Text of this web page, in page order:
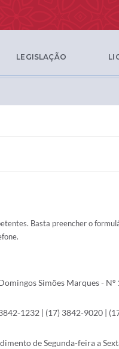
LEGISLAÇÃO
Basta preencher o
Simões Marques -
1232 | (17) 3842-9020 |
de Segunda-feira a